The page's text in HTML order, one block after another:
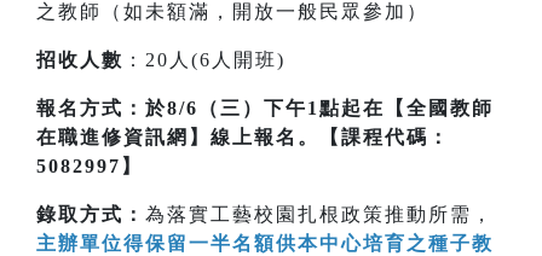
之教師（如未額滿，開放一般民眾參加）
招收人數 ：20人(6人開班)
報名方式：於8/6（三）下午1點起在【全國教師
在職進修資訊網】線上報名。【課程代碼：
5082997】
錄取方式： 為落實工藝校園扎根政策推動所需，
主辦單位得保留一半名額供本中心培育之種子教